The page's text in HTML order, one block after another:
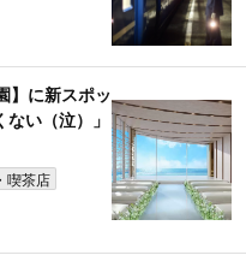
】に新スポッ
い（泣）」
喫茶店